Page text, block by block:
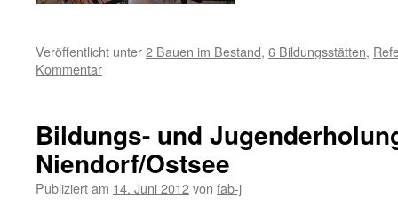
Veröffentlicht unter2 Bauen im Bestand, 6 Bildungsstätten,
Kommentar
Bildungs- und
Niendorf/Ostsee
Publiziert am 14. Juni 2012von fab-j